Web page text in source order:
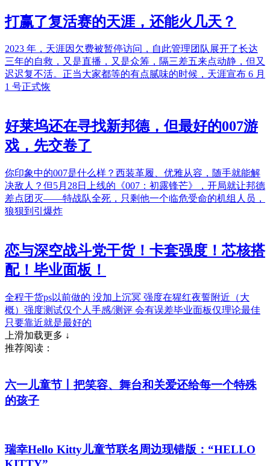
打赢了复活赛的天涯，还能火几天？
2023 年，天涯因欠费被暂停访问，自此管理团队展开了长达
三年的自救，又是直播，又是众筹，隔三差五来点动静，但又
迟迟复不活。正当大家都等的有点腻味的时候，天涯宣布 6 月
1 号正式恢
好莱坞还在寻找新邦德，但最好的007游
戏，先交卷了
你印象中的007是什么样？西装革履、优雅从容，随手就能解
决敌人？但5月28日上线的《007：初露锋芒》，开局就让邦德
差点团灭——特战队全死，只剩他一个临危受命的机组人员，
狼狈到引爆炸
恋与深空战斗党干货！卡套强度！芯核搭
配！毕业面板！
全程干货​​​​​​​​​​ps以前做的 没加上沉冥​ 强度在猩红夜誓附近（大
概）强度测试​仅个人手感/测评 会有误差毕业面板仅理论最佳
只要靠近就是最好的​​
上滑加载更多 ↓
推荐阅读：
六一儿童节丨把笑容、舞台和关爱还给每一个特殊
的孩子
瑞幸Hello Kitty儿童节联名周边现错版：“HELLO